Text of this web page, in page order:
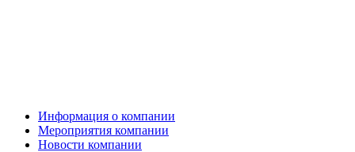
Информация о компании
Мероприятия компании
Новости компании